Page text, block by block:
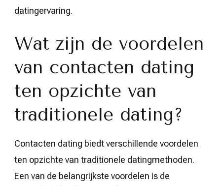
datingervaring.
Wat zijn de voordelen
van contacten dating
ten opzichte van
traditionele dating?
Contacten dating biedt verschillende voordelen
ten opzichte van traditionele datingmethoden.
Een van de belangrijkste voordelen is de